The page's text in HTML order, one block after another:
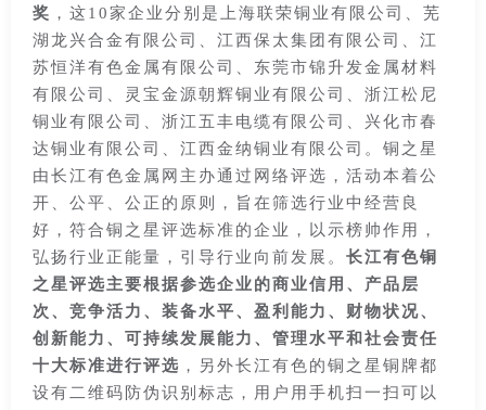
奖 ，这10家企业分别是上海联荣铜业有限公司、芜
湖龙兴合金有限公司、江西保太集团有限公司、江
苏恒洋有色金属有限公司、东莞市锦升发金属材料
有限公司、灵宝金源朝辉铜业有限公司、浙江松尼
铜业有限公司、浙江五丰电缆有限公司、兴化市春
达铜业有限公司、江西金纳铜业有限公司。铜之星
由长江有色金属网主办通过网络评选，活动本着公
开、公平、公正的原则，旨在筛选行业中经营良
好，符合铜之星评选标准的企业，以示榜帅作用，
弘扬行业正能量，引导行业向前发展。 长江有色铜
之星评选主要根据参选企业的商业信用、产品层
次、竞争活力、装备水平、盈利能力、财物状况、
创新能力、可持续发展能力、管理水平和社会责任
十大标准进行评选 ，另外长江有色的铜之星铜牌都
设有二维码防伪识别标志，用户用手机扫一扫可以